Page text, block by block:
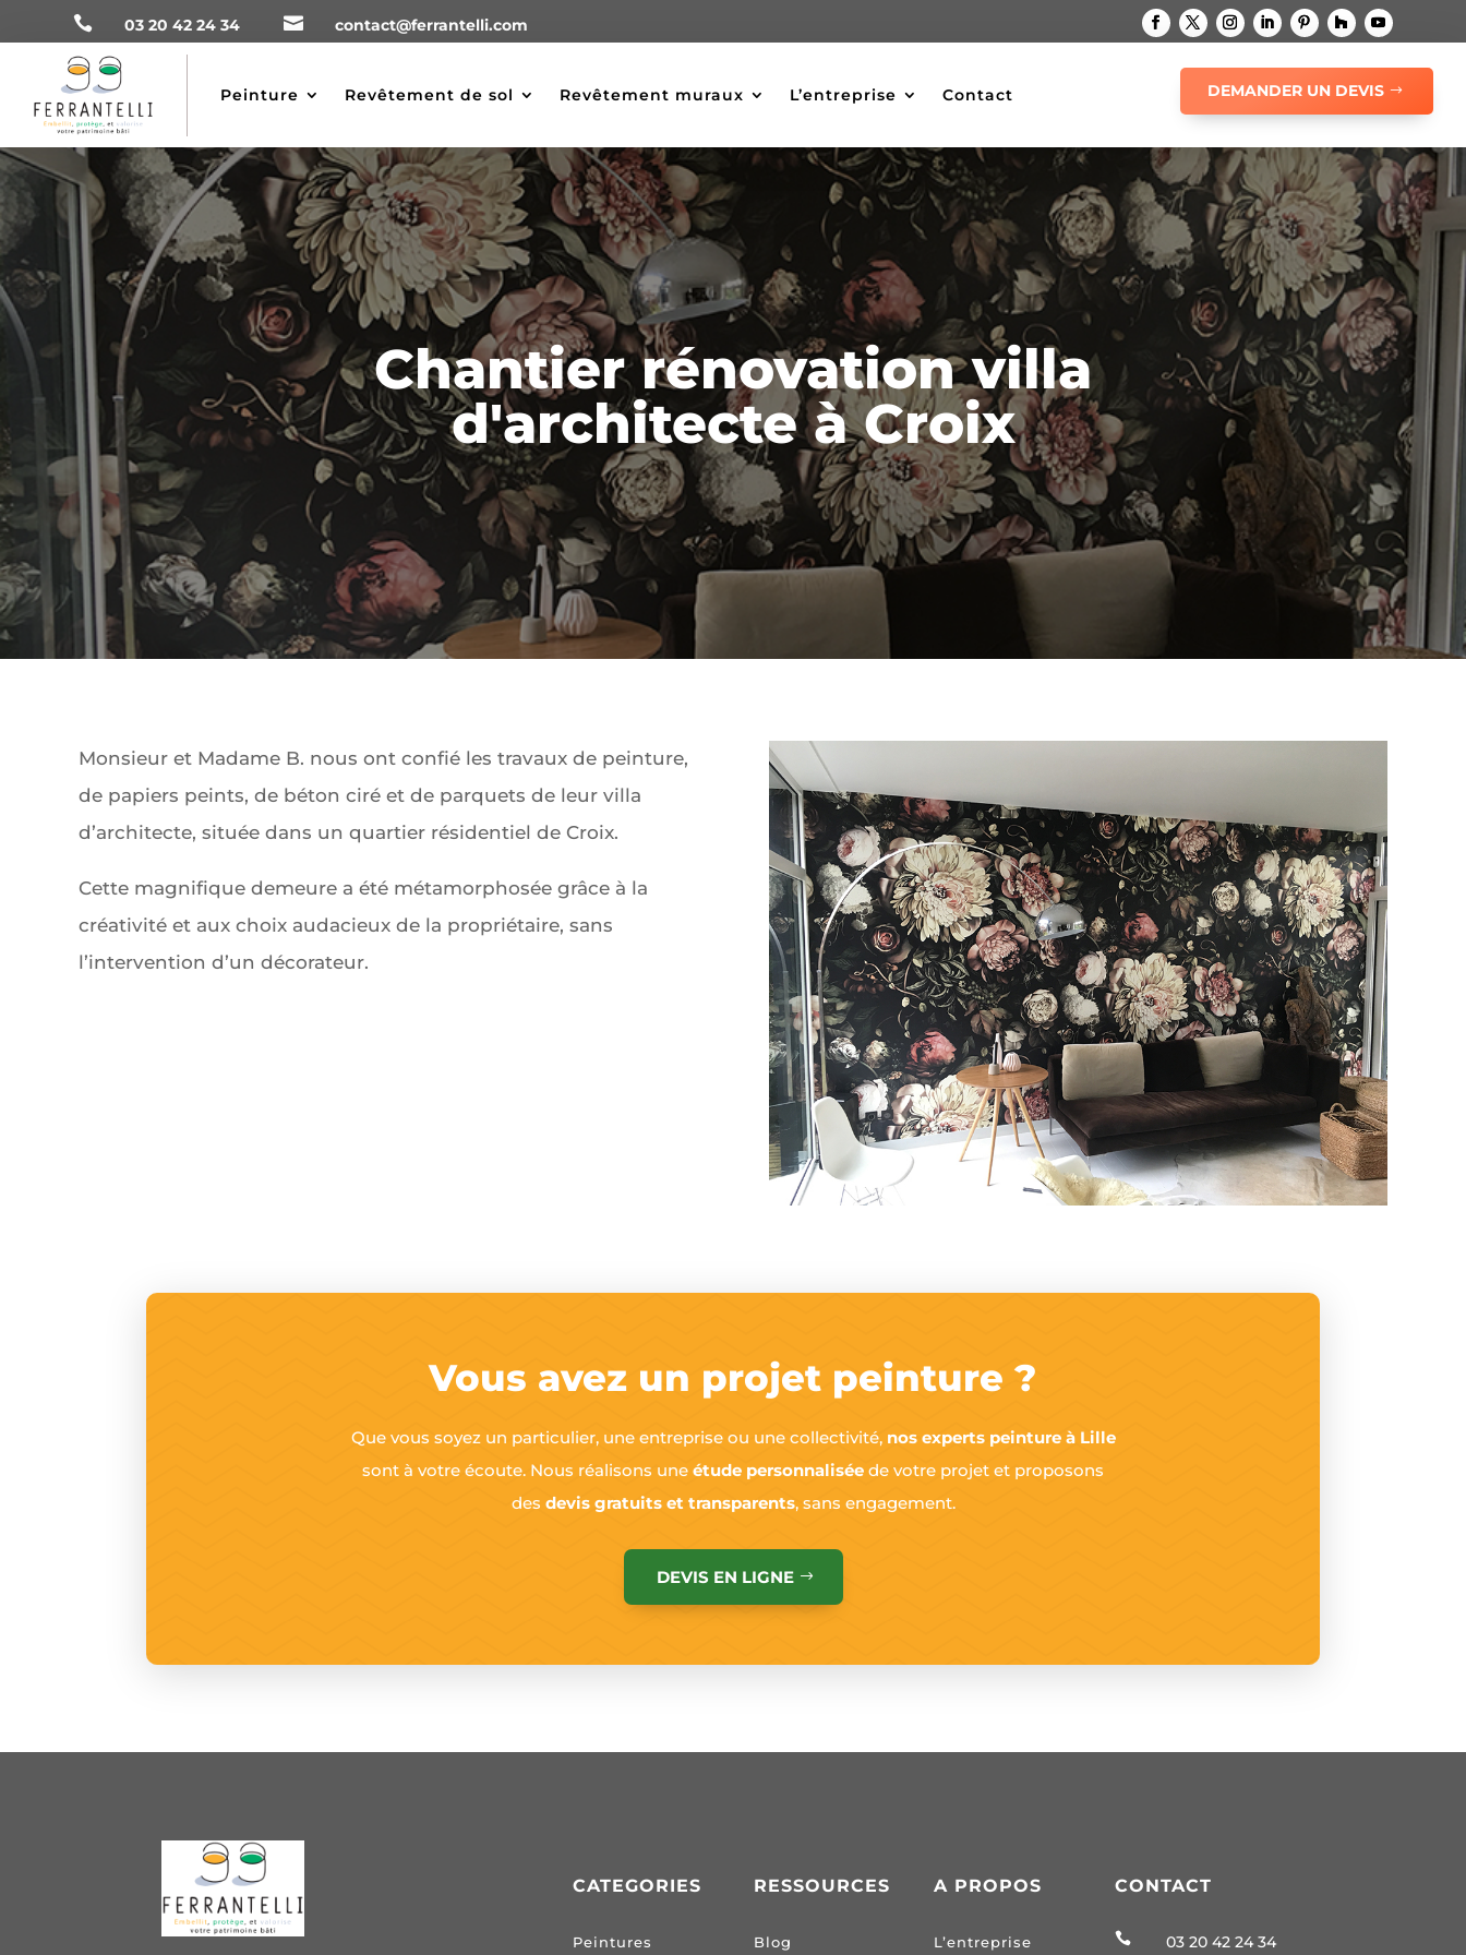
 03 20 42 24 34  contact@ferrantelli.com
Peinture Revêtement de sol Revêtement muraux L’entreprise Contact DEMANDER UN DEVIS
Chantier rénovation villa
d'architecte à Croix
Monsieur et Madame B. nous ont confié les travaux de peinture,
de papiers peints, de béton ciré et de parquets de leur villa
d’architecte, située dans un quartier résidentiel de Croix.
Cette magnifique demeure a été métamorphosée grâce à la
créativité et aux choix audacieux de la propriétaire, sans
l’intervention d’un décorateur.
Vous avez un projet peinture ?
Que vous soyez un particulier, une entreprise ou une collectivité, nos experts peinture à Lille
sont à votre écoute. Nous réalisons une étude personnalisée de votre projet et proposons
des devis gratuits et transparents, sans engagement.
DEVIS EN LIGNE
CATEGORIES
Peintures
RESSOURCES
Blog
A PROPOS
L’entreprise
CONTACT
 03 20 42 24 34